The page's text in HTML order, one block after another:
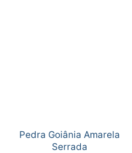
Pedra Goiânia Amarela
Serrada